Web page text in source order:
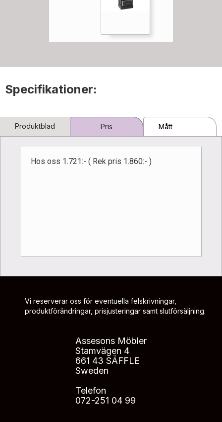
Specifikationer:
Produktblad Pris Mått
Hos oss 1.721:- ( Rek pris 1.860:- )
Vi reserverar oss för eventuella felskrivningar,
produktförändringar, prisjusteringar samt slutförsäljning.
Assesons Möbler
Stamvägen 4
661 43 SÄFFLE
Sweden
Telefon
072-251 04 99